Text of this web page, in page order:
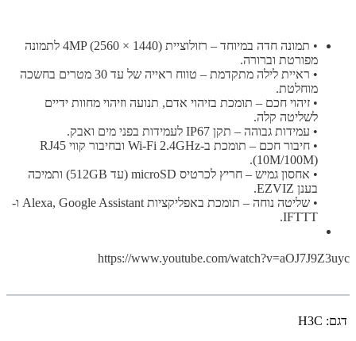
• תמונה חדה במיוחד – רזולוציית 4MP (2560 × 1440) לתמונה
מפורטת וברורה.
• ראיית לילה מתקדמת – טווח ראייה של עד 30 מטרים בחשכה
מוחלטת.
• זיהוי חכם – תומכת בזיהוי אדם, תנועה וזיהוי מחוות ידיים
לשליטה קלה.
• עמידות גבוהה – תקן IP67 לעמידות בפני מים ואבק.
• חיבור חכם – תומכת ב-Wi-Fi 2.4GHz ובחיבור קווי RJ45
(10M/100M).
• אחסון גמיש – חריץ לכרטיס microSD (עד 512GB) ותמיכה
בענן EZVIZ.
• שליטה נוחה – תומכת באפליקציות Alexa, Google Assistant ו-
IFTTT.
https://www.youtube.com/watch?v=aOJ7J9Z3uyc
דגם: H3C